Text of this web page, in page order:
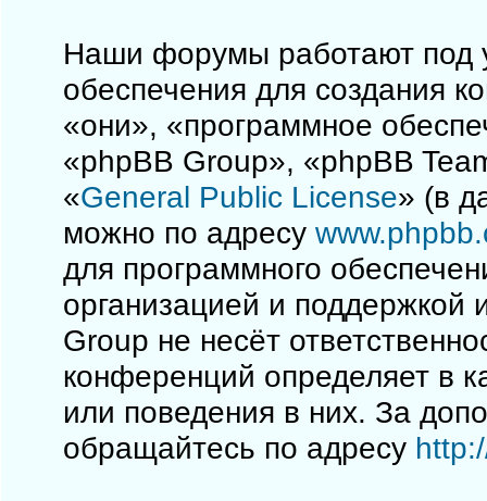
Наши форумы работают под
обеспечения для создания
«они», «программное
«phpBB Group», «phpBB
«General Public License» (в
можно по адресу
для программного
организацией и поддержкой
Group не несёт
конференций определяет в
или поведения в них. За
обращайтесь по адресу